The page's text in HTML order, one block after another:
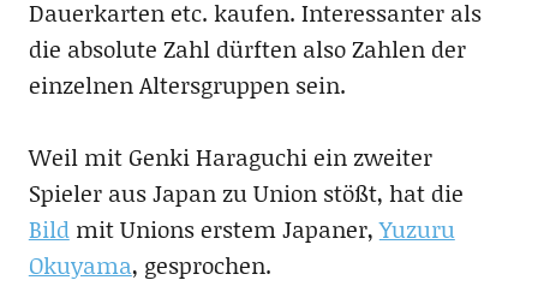
Dauerkarten etc. kaufen. Interessanter als
die absolute Zahl dürften also Zahlen der
einzelnen Altersgruppen sein.
Weil mit Genki Haraguchi ein zweiter
Spieler aus Japan zu Union stößt, hat die
Bildmit Unions erstem Japaner,Yuzuru
Okuyama, gesprochen.